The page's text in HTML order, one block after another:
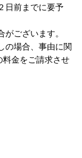
日前までに要予
ございます。
の場合、事由に関
金をご請求させ